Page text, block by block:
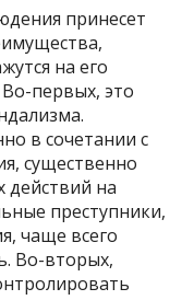
принесет
на его
первых, это
в сочетании с
существенно
на
преступники,
чаще всего
Во-вторых,